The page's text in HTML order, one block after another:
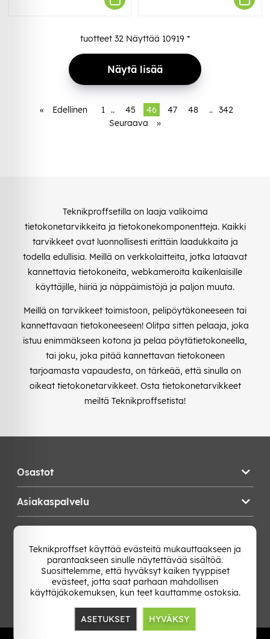
tuotteet 32 Näyttää 10919 *
Näytä lisää
« Edellinen 1 .. 45 46 47 48 .. 342
Seuraava
»
Teknikproffsetilla on laaja valikoima
tietokonetarvikkeita ja tietokonekomponentteja. Kaikki
tarvikkeet ovat luonnollisesti erittäin laadukkaita ja
todella edullisia. Meillä on verkkolaitteita, jotka lataavat
kannettavia tietokoneita, webkameroita kaikenlaisille
käyttäjille, hiiriä ja näppäimistöjä ja paljon muuta.
Meillä on tarvikkeet toimistoon, pelipöytäkoneeseen tai
kannettavaan tietokoneeseen! Olitpa sitten pelaaja, joka
istuu enimmäkseen kotona ja pelaa pöytätietokoneella,
tai joku, joka pitää kannettavan tietokoneen
tarjoamasta vapaudesta, on tärkeää, että sinulla on
oikeat tietokonetarvikkeet. Osta tietokonetarvikkeet
meiltä Teknikproffsetista!
Osastot
Asiakaspalvelu
Vaihda Maa
Teknikproffset käyttää evästeitä mukauttaakseen ja
parantaakseen sinulle näytettävää sisältöä.
Suosittelemme, että hyväksyt kaiken tyyppiset
evästeet, jotta saat parhaan mahdollisen
käyttäjäkokemuksen, kun teet kauttamme ostoksia.
ASETUKSET HYVÄKSY